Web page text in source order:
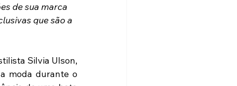
de sua marca
que são a
Silvia Ulson,
moda durante o